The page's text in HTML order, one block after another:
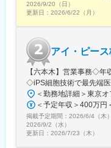
セスを学べる
れられる
◇スタートアップら
急速に広げられる
◇海外パートナー訪
ローバルな実務経験
◇石川を拠点としつ
可能
変更の範囲：会社の
2026/9/20（日）
更新日： 2026/6/22（月）
アイ・ピー
【六本木】営業事務◇年
◇iPS細胞技術で最先端
掲載予定期間： 2026/6/4（木）
2026/9/2（水）
更新日： 2026/7/23（木）